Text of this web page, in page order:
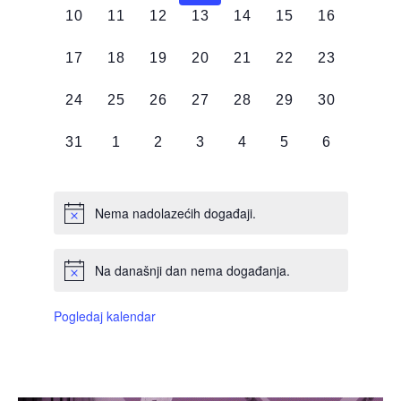
0
10
0
11
0
12
0
13
0
14
0
15
0
16
0
17
0
18
0
19
0
20
0
21
0
22
0
23
0
24
0
25
0
26
0
27
0
28
0
29
0
30
0
31
0
1
0
2
0
3
0
4
0
5
0
6
Nema nadolazećih događaji.
Na današnji dan nema događanja.
Pogledaj kalendar